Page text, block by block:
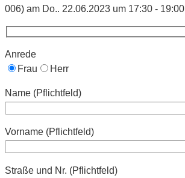
006) am Do.. 22.06.2023 um 17:30 - 19:00
Anrede
Frau
Herr
Name (Pflichtfeld)
Vorname (Pflichtfeld)
Straße und Nr. (Pflichtfeld)